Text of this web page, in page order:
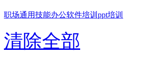
职场通用技能办公软件培训 ppt培训
清除全部